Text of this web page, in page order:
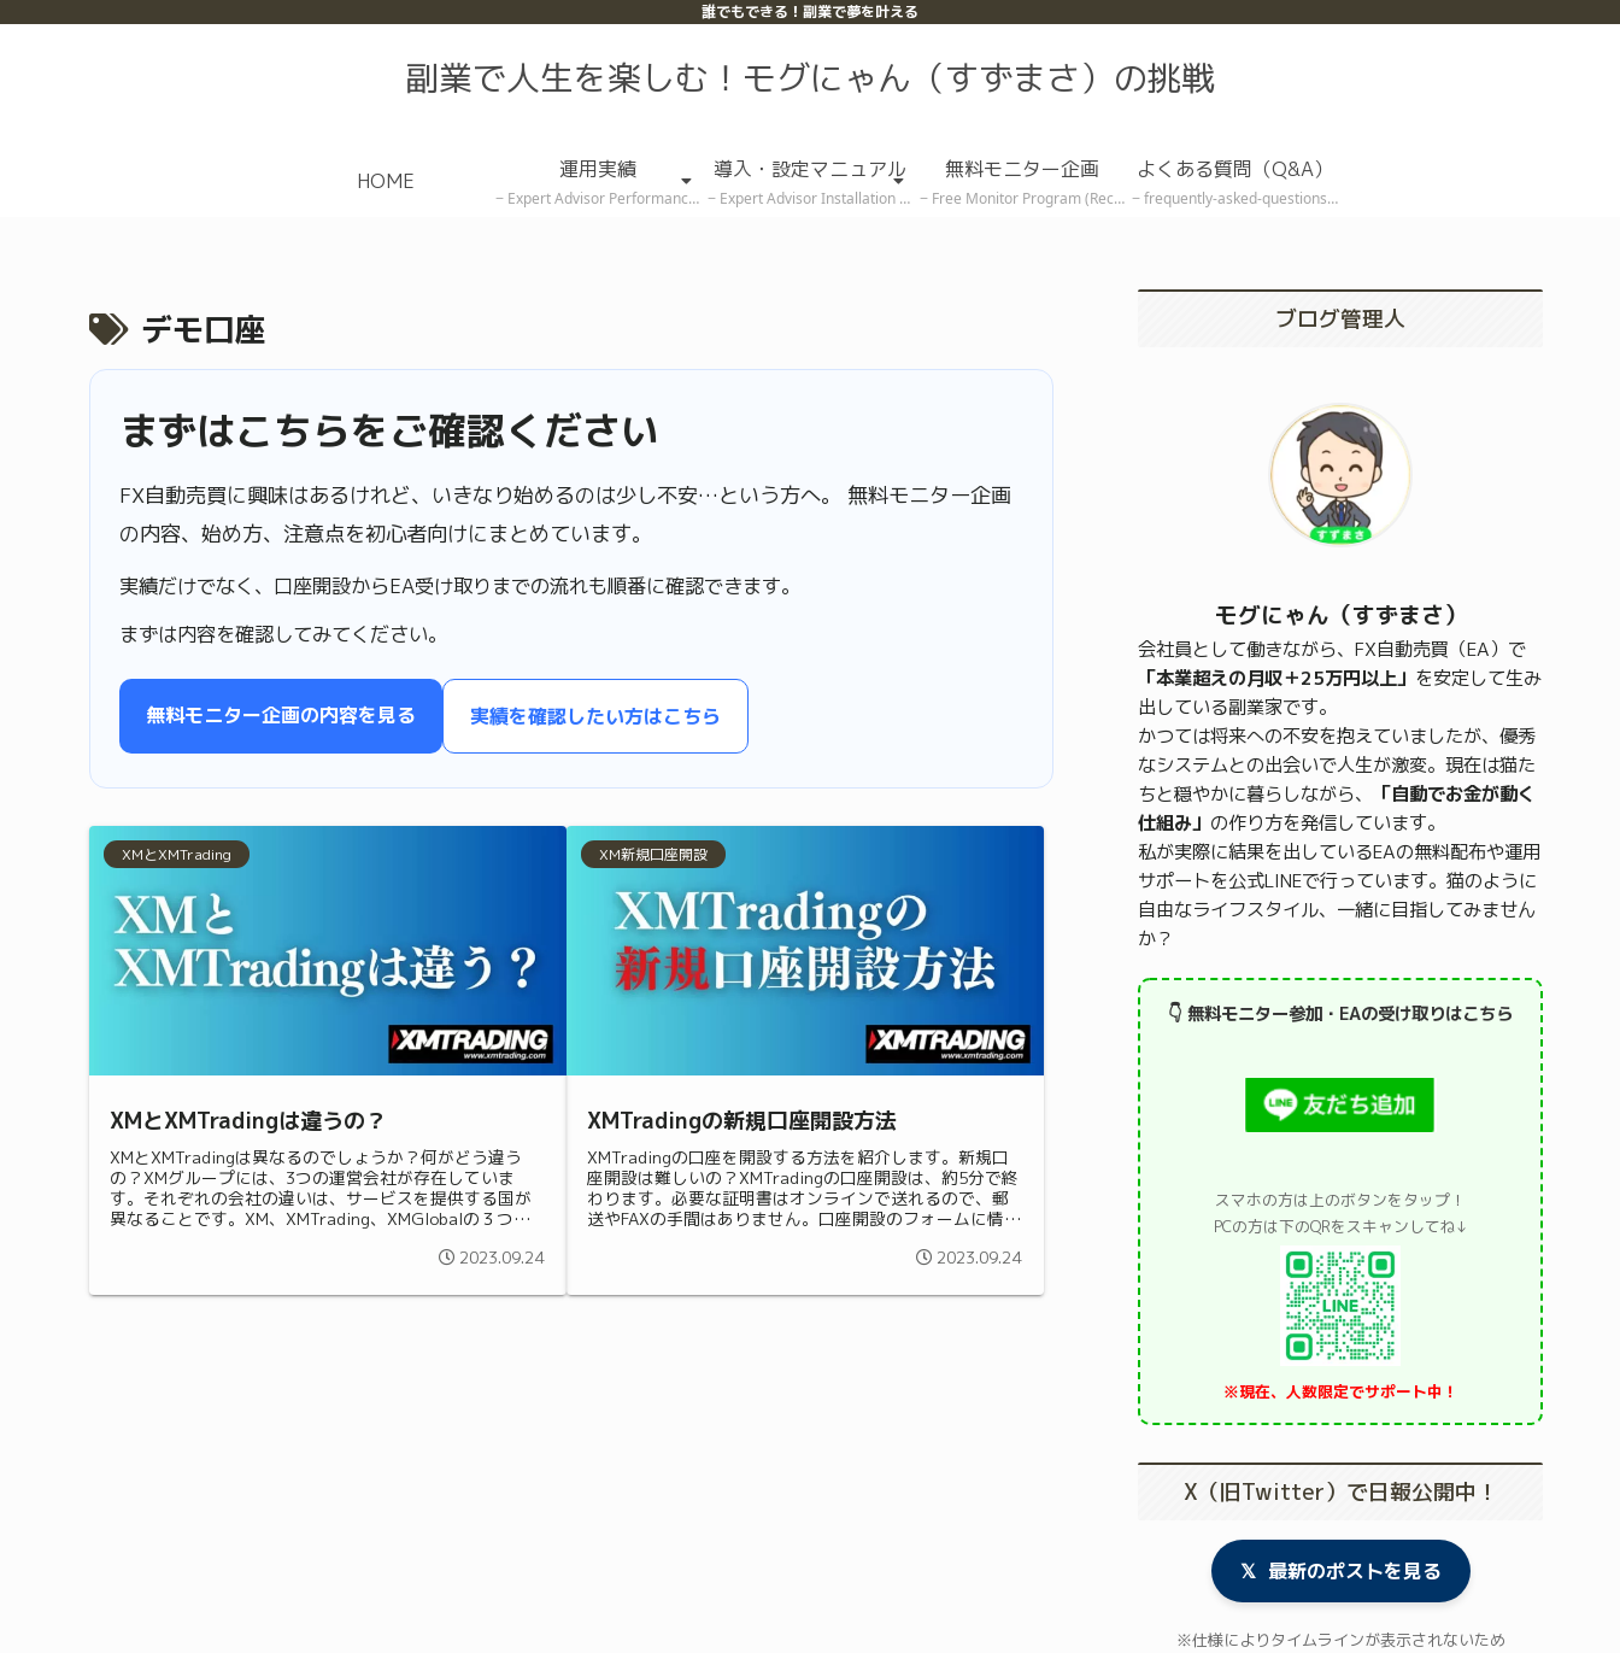
誰でもできる！副業で夢を叶える
副業で人生を楽しむ！モグにゃん（すずまさ）の挑戦
HOME 運用実績
Expert Advisor Performance
導入・設定マニュアル
Expert Advisor Installation & Setup Guide
無料モニター企画
Free Monitor Program (Receive EA)
よくある質問（Q&A）
frequently-asked-questions
デモ口座
まずはこちらをご確認ください
FX自動売買に興味はあるけれど、いきなり始めるのは少し不安…という方へ。 無料モニター企画
の内容、始め方、注意点を初心者向けにまとめています。
実績だけでなく、口座開設からEA受け取りまでの流れも順番に確認できます。
まずは内容を確認してみてください。
無料モニター企画の内容を見る 実績を確認したい方はこちら
XMとXMTrading
XMとXMTradingは違うの？
XMとXMTradingは異なるのでしょうか？何がどう違う
の？XMグループには、3つの運営会社が存在していま
す。それぞれの会社の違いは、サービスを提供する国が
異なることです。XM、XMTrading、XMGlobalの３つの
2023.09.24
XM新規口座開設
XMTradingの新規口座開設方法
XMTradingの口座を開設する方法を紹介します。新規口
座開設は難しいの？XMTradingの口座開設は、約5分で終
わります。必要な証明書はオンラインで送れるので、郵
送やFAXの手間はありません。口座開設のフォームに情報
2023.09.24
ブログ管理人
モグにゃん（すずまさ）
会社員として働きながら、FX自動売買（EA）で
「本業超えの月収＋25万円以上」 を安定して生み
出している副業家です。
かつては将来への不安を抱えていましたが、優秀
なシステムとの出会いで人生が激変。現在は猫た
ちと穏やかに暮らしながら、
「自動でお金が動く
仕組み」 の作り方を発信しています。
私が実際に結果を出しているEAの無料配布や運用
サポートを公式LINEで行っています。猫のように
自由なライフスタイル、一緒に目指してみません
か？
👇 無料モニター参加・EAの受け取りはこちら
スマホの方は上のボタンをタップ！
PCの方は下のQRをスキャンしてね↓
※現在、人数限定でサポート中！
X（旧Twitter）で日報公開中！
𝕏 最新のポストを見る
※仕様によりタイムラインが表示されないため